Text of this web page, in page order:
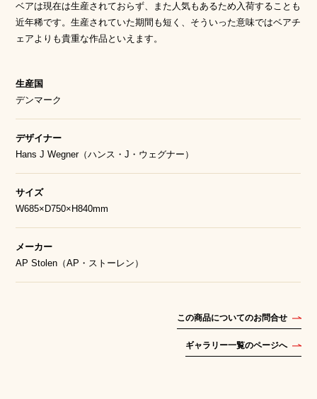
ベアは現在は生産されておらず、また人気もあるため入荷することも
近年稀です。生産されていた期間も短く、そういった意味ではベアチ
ェアよりも貴重な作品といえます。
生産国
デンマーク
デザイナー
Hans J Wegner（ハンス・J・ウェグナー）
サイズ
W685×D750×H840mm
メーカー
AP Stolen（AP・ストーレン）
この商品についてのお問合せ
ギャラリー一覧のページへ